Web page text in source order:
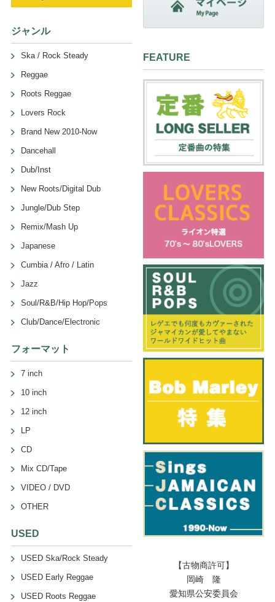
ジャンル
Ska / Rock Steady
Reggae
Roots Reggae
Lovers Rock
Brand New 2010-Now
Dancehall
Dub/Inst
New Roots/Digital Dub
Jungle/Dub Step
Remix/Mash Up
Japanese
Cumbia / Afro / Latin
Jazz
Soul/R&B/Hip Hop/Pops
Club/Dance/Electronic
フォーマット
7 inch
10 inch
12 inch
LP
CD
Mix CD/Tape
VIDEO / DVD
OTHER
USED
USED Ska/Rock Steady
USED Early Reggae
USED Roots Reggae
FEATURE
【古物商許可】
岡崎 隆
愛知県公安委員会